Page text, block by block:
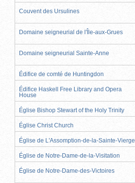
Couvent des Ursulines
Domaine seigneurial de l'Île-aux-Grues
Domaine seigneurial Sainte-Anne
Édifice de comté de Huntingdon
Édifice Haskell Free Library and Opera
House
Église Bishop Stewart of the Holy Trinity
Église Christ Church
Église de L'Assomption-de-la-Sainte-Vierge
Église de Notre-Dame-de-la-Visitation
Église de Notre-Dame-des-Victoires